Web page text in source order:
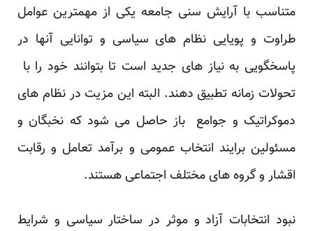
متناسب با آرایش سنی جامعه یکی از مهمترین عوامل
طراوت و پویایی نظام های سیاسی و توانایی آنها در
پاسخگویی به نیاز های جدید است تا بتوانند خود را با
تحولات زمانه تطبیق دهند. البته این مزیت در نظام های
دموکراتیک و جوامع باز حاصل می شود که نخبگان و
مسئولین برایند انتخاب عمومی و برآمد تعامل و رقابت
اقشار و گروه های مختلف اجتماعی هستند.
نبود انتخابات آزاد و موثر در ساختار سیاسی و شرایط